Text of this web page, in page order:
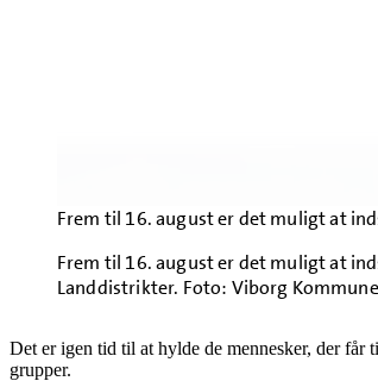
Frem til 16. august er det muligt at
Frem til 16. august er det muligt at
Landdistrikter. Foto: Viborg Kommune
Det er igen tid til at hylde de mennesker, der
grupper.